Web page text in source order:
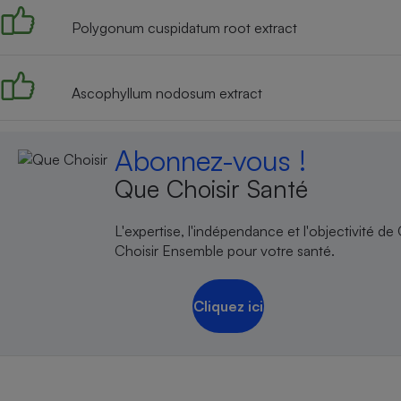
Polygonum cuspidatum root extract
Ascophyllum nodosum extract
Abonnez-vous !
Que Choisir Santé
L'expertise, l'indépendance et l'objectivité de
Choisir Ensemble pour votre santé.
Cliquez ici